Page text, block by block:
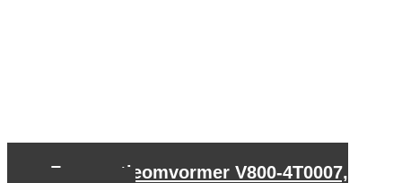
Frequentieomvormer V800-4T0007,